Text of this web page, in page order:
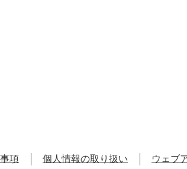
項 個人情報の取り扱い ウェブ